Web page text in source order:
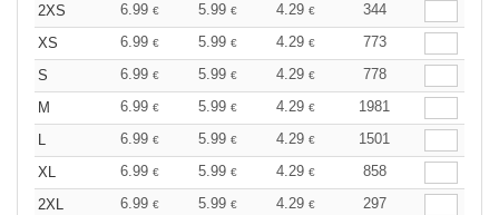
2XS 6.99 € 5.99 € 4.29 €
344
XS
6.99 € 5.99 € 4.29 €
773
S
6.99 € 5.99 € 4.29 €
778
M
6.99 € 5.99 € 4.29 €
1981
L
6.99 € 5.99 € 4.29 €
1501
XL
6.99 € 5.99 € 4.29 €
858
2XL
6.99 € 5.99 € 4.29 €
297